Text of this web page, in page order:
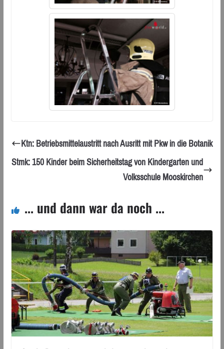
Ktn: Betriebsmittelaustritt nach Ausritt mit Pkw in die Botanik
Stmk: 150 Kinder beim Sicherheitstag von Kindergarten und
Volksschule Mooskirchen
... und dann war da noch ...